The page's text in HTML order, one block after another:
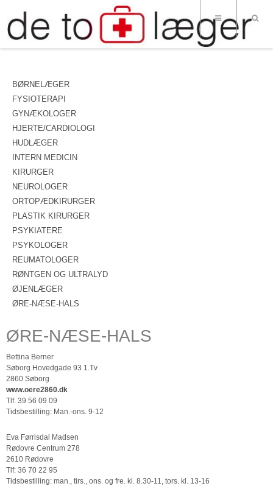
BØRNELÆGER
FYSIOTERAPI
GYNÆKOLOGER
HJERTE/CARDIOLOGI
HUDLÆGER
INTERN MEDICIN
KIRURGER
NEUROLOGER
ORTOPÆDKIRURGER
PLASTIK KIRURGER
PSYKIATERE
PSYKOLOGER
REUMATOLOGER
RØNTGEN OG ULTRALYD
ØJENLÆGER
ØRE-NÆSE-HALS
ØRE-NÆSE-HALS
Bettina Berner
Søborg Hovedgade 93 1.Tv
2860 Søborg
www.oere2860.dk
Tlf. 39 56 09 09
Tidsbestilling: Man.-ons. 9-12
Eva Førrisdal Madsen
Rødovre Centrum 278
2610 Rødovre
Tlf: 36 70 22 95
Tidsbestilling: man., tirs., ons. og fre. kl. 8.30-11, tors. kl. 13-16